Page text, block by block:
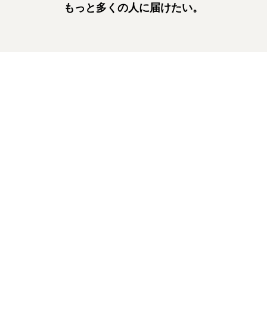
もっと多くの人に届けたい。